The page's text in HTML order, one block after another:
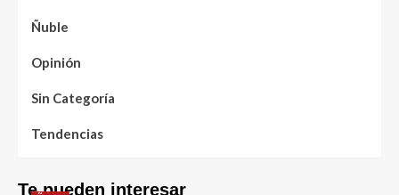
Ñuble
Opinión
Sin Categoría
Tendencias
Te pueden interesar